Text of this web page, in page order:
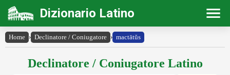
Dizionario Latino
Home › Declinatore / Coniugatore › mactātŭs
Declinatore / Coniugatore Latino